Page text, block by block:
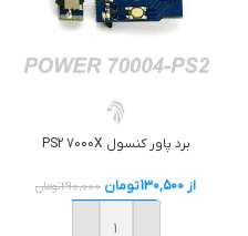
برد پاور کنسول PS2 7000X
از 130,500تومان 290,000تومان